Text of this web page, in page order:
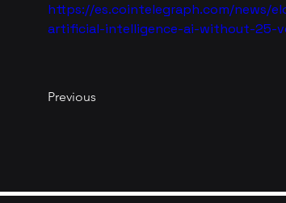
https://es.cointelegraph.com/news/
artificial-intelligence-ai-without-25-
Previous